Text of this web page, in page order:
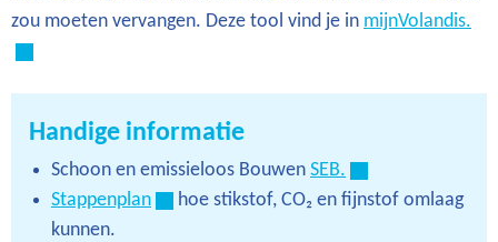
zou moeten vervangen. Deze tool vind je in mijnVolandis.
Handige informatie
Schoon en emissieloos Bouwen SEB.
Stappenplan
hoe stikstof, CO₂ en fijnstof omlaag
kunnen.